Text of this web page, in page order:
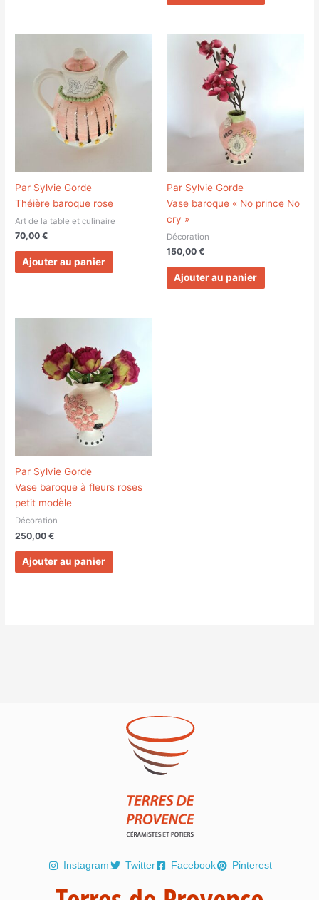
Par Sylvie Gorde
Théière baroque rose
Art de la table et culinaire
70,00€
Ajouter au panier
Par Sylvie Gorde
Vase baroque « No prince No
cry »
Décoration
150,00 €
Ajouter au panier
Par Sylvie Gorde
Vase baroque à fleurs roses
petit modèle
Décoration
250,00€
Ajouter au panier
Instagram Twitter Facebook Pinterest